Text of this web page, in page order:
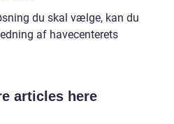
du skal vælge, kan du
af havecenterets
articles here